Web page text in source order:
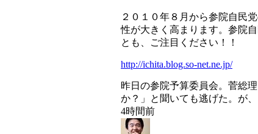
２０１０年８月から参院自民
性が大きく高まります。参院
とも、ご注目ください！！
http://ichita.blog.so-net.ne.jp/
昨日の参院予算委員会。菅総
か？」と聞いても逃げた。が
4時間前